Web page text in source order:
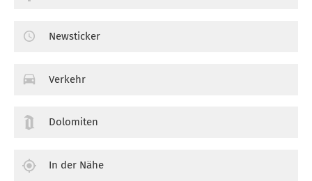
Newsticker
Verkehr
Dolomiten
In der Nähe